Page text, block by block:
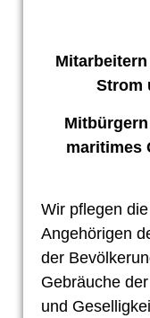
Strom
maritimes
Wir pflegen
Angehörigen
der
Gebräuche
und